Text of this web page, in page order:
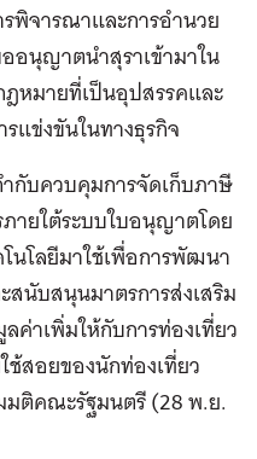
พิจารณาและการอำนวย
อนุญาตนำสุราเข้ามาใน
หมายที่เป็นอุปสรรคและ
แข่งขันในทางธุรกิจ
กับควบคุมการจัดเก็บภาษี
ายใต้ระบบใบอนุญาตโดย
นโลยีมาใช้เพื่อการพัฒนา
สนับสนุนมาตรการส่งเสริม
ค่าเพิ่มให้กับการท่องเที่ยว
ช้สอยของนักท่องเที่ยว
มติคณะรัฐมนตรี (28 พ.ย.